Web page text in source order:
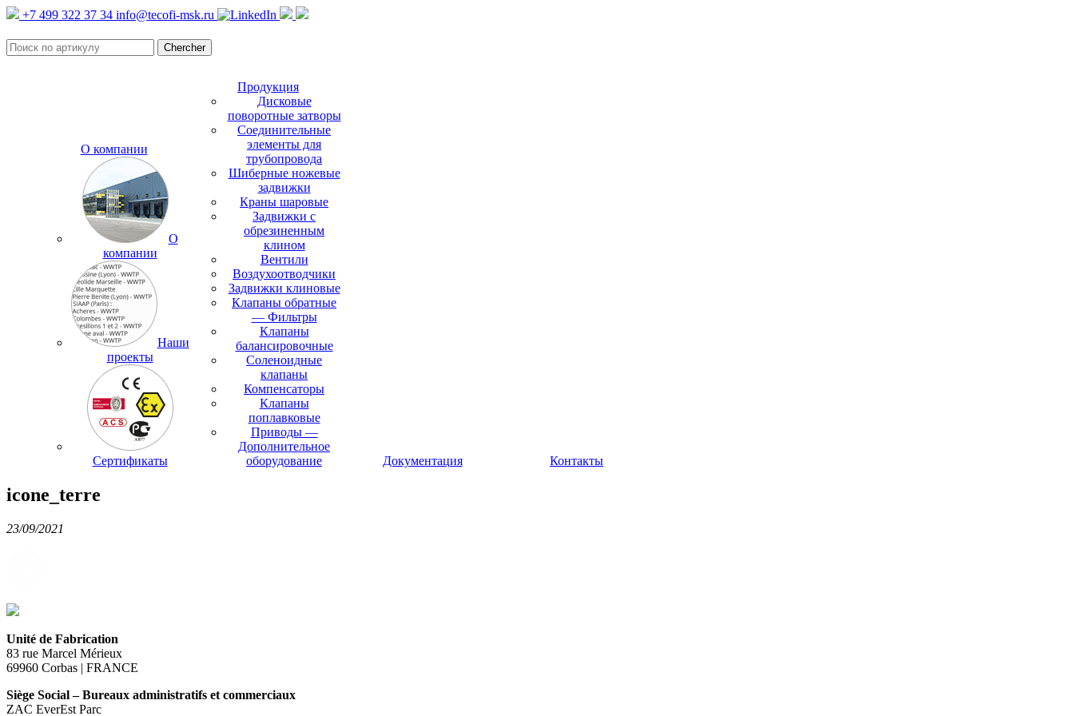
+7 499 322 37 34 info@tecofi-msk.ru
О компании
О
компании
Наши
проекты
Сертификаты
Продукция
Дисковые
поворотные затворы
Соединительные
элементы для
трубопровода
Шиберные ножевые
задвижки
Краны шаровые
Задвижки с
обрезиненным
клином
Вентили
Воздухоотводчики
Задвижки клиновые
Клапаны обратные
— Фильтры
Клапаны
балансировочные
Соленоидные
клапаны
Компенсаторы
Клапаны
поплавковые
Приводы —
Дополнительное
оборудование
Документация Контакты
icone_terre
23/09/2021
Unité de Fabrication
83 rue Marcel Mérieux
69960 Corbas | FRANCE
Siège Social – Bureaux administratifs et commerciaux
ZAC EverEst Parc